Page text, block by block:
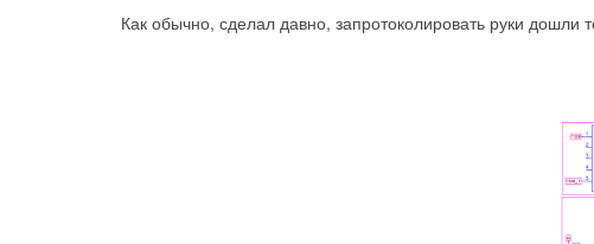
Как обычно, сделал давно, запротоколировать руки